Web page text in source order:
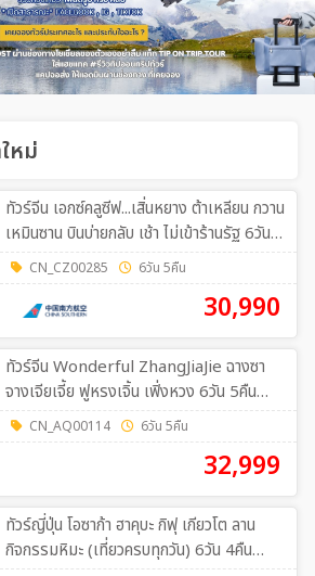
ค้นหา
หม่
ทัวร์จีน เอกซ์คลูซีฟ...เสิ่นหยาง ต้าเหลียน กวาน
เหมินซาน บินบ่ายกลับ เช้า ไม่เข้าร้านรัฐ 6วัน
5คืน (CZ)
CN_CZ00285 6วัน 5คืน
30,990
ทัวร์จีน Wonderful ZhangJiaJie ฉางซา
จางเจียเจี้ย ฟูหรงเจิ้น เฟิ่งหวง 6วัน 5คืน
(A6)CN_AQ00114 6วัน 5คืน
32,999
ทัวร์ญี่ปุ่น โอซาก้า ฮาคุบะ กิฟุ เกียวโต ลาน
กิจกรรมหิมะ (เที่ยวครบทุกวัน) 6วัน 4คืน